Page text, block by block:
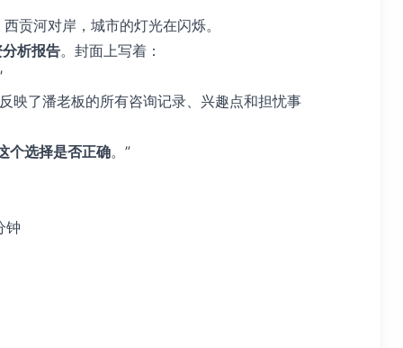
贡河对岸，城市的灯光在闪烁。
析报告。封面上写着：
映了潘老板的所有咨询记录、兴趣点和担忧事
个选择是否正确。”
钟